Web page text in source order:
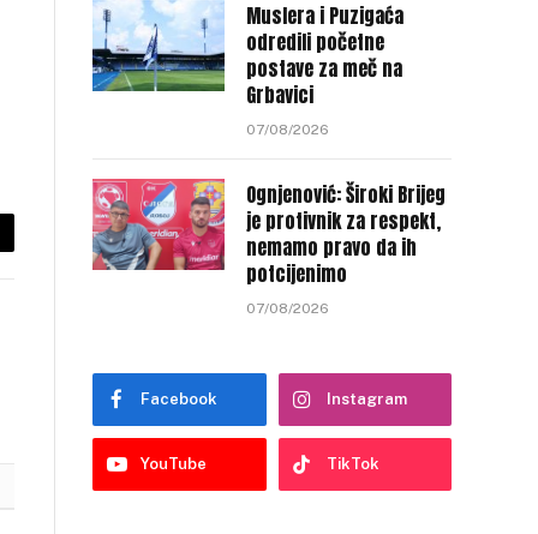
Muslera i Puzigaća
odredili početne
postave za meč na
Grbavici
07/08/2026
Ognjenović: Široki Brijeg
je protivnik za respekt,
nemamo pravo da ih
potcijenimo
07/08/2026
Facebook Instagram
YouTube TikTok